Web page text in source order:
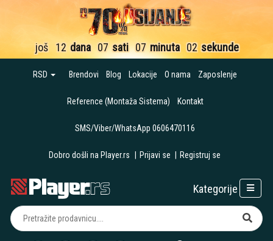
još 12 dana 07 sati 07 minuta 01 sekund
RSD Brendovi Blog Lokacije O nama Zaposlenje
Reference (Montaža Sistema) Kontakt
SMS/Viber/WhatsApp 0606470116
Dobro došli na Player.rs Prijavi se Registruj se
Kategorije